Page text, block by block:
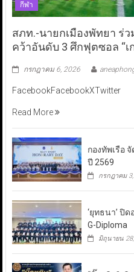
กีฬา
สภท.-นายกเมืองพัทยา ร่
คว้าอันดับ 3 ศึกฟุตซอล “เ
กรกฎาคม 6, 2026
FacebookFacebookXTwitter
Read More
กองทัพเรือ
ปี 2569
กรกฎาคม
‘ยุทธนา’ ปิ
G-Diploma
มิถุนายน